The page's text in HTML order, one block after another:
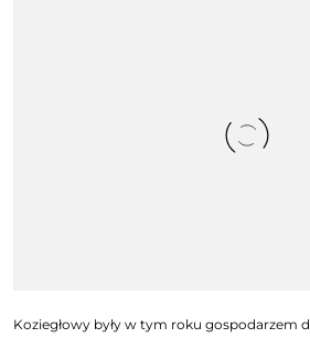
Koziegłowy były w tym roku gospodarzem